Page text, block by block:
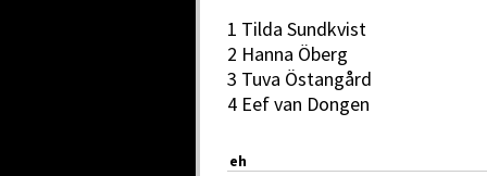
1 Tilda Sundkvist
2 Hanna Öberg
3 Tuva Östangård
4 Eef van Dongen
eh